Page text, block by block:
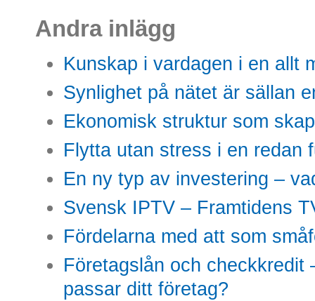
Andra inlägg
Kunskap i vardagen i en allt
Synlighet på nätet är sällan
Ekonomisk struktur som
Flytta utan stress i en redan
En ny typ av investering –
Svensk IPTV – Framtidens
Fördelarna med att som
Företagslån och checkkredit
passar ditt företag?